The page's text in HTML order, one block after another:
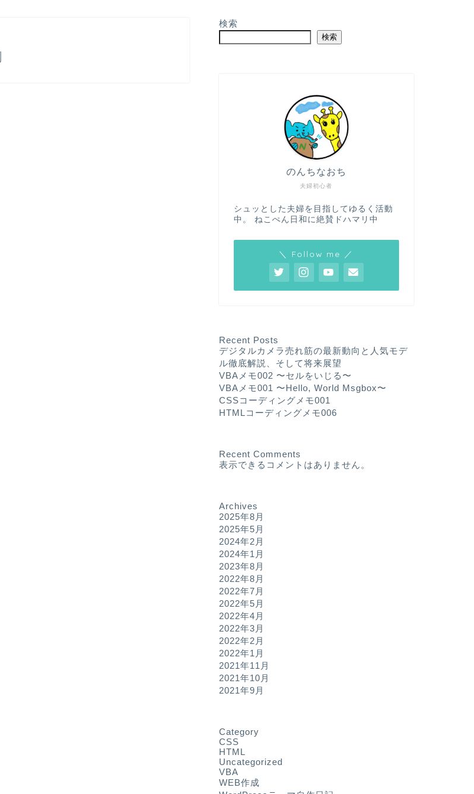
検索
検索
夫婦初心者
のんちなおち
シュッとした夫婦を目指してゆるく活動
中。 ねこぺん日和に絶賛ドハマリ中
＼ Follow me ／
Recent Posts
デジタルカメラ売れ筋の最新動向と人気モデ
ル徹底解説、そして将来展望
VBAメモ002 〜セルをいじる〜
VBAメモ001 〜Hello, World Msgbox〜
CSSコーディングメモ001
HTMLコーディングメモ006
Recent Comments
表示できるコメントはありません。
Archives
2025年8月
2025年5月
2024年2月
2024年1月
2023年8月
2022年8月
2022年7月
2022年5月
2022年4月
2022年3月
2022年2月
2022年1月
2021年11月
2021年10月
2021年9月
Category
CSS
HTML
Uncategorized
VBA
WEB作成